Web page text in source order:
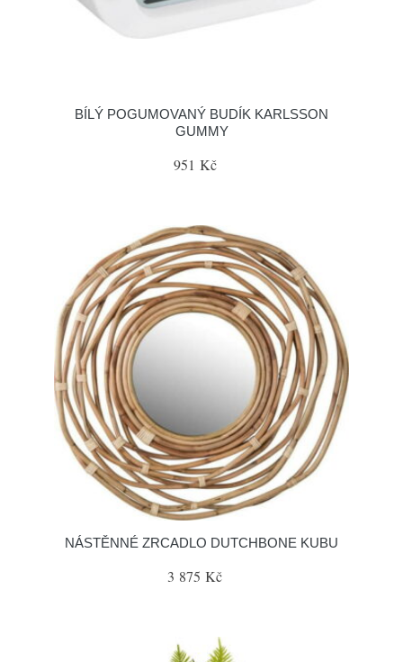
BÍLÝ POGUMOVANÝ BUDÍK KARLSSON
GUMMY
951 Kč
NÁSTĚNNÉ ZRCADLO DUTCHBONE KUBU
3 875 Kč